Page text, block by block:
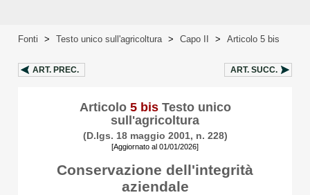
Fonti > Testo unico sull'agricoltura > Capo II > Articolo 5 bis
ART. PREC. ART. SUCC.
Articolo 5 bisTesto unico
sull'agricoltura
(D.lgs. 18 maggio 2001, n. 228)
[Aggiornato al 01/01/2026]
Conservazione dell'integrità
aziendale